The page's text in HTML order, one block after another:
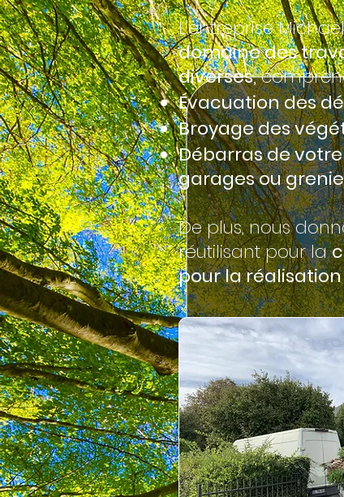
L'entreprise
domaine des
diverses,
Évacuation des
Broyage des
Débarras de
garages ou
De plus, nous
réutilisant pour la
pour la